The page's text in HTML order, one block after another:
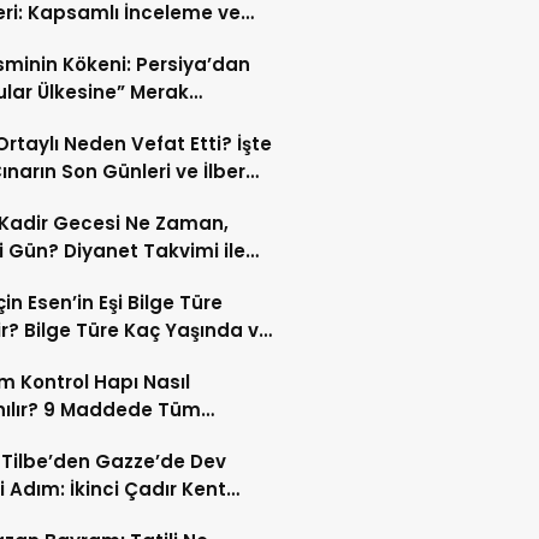
Kapsamlı İnceleme ve
Kökeni: Persiya’dan
Ülkesine” Merak
Neden Vefat Etti? İşte
Son Günleri ve İlber
Gecesi Ne Zaman,
Gün? Diyanet Takvimi ile
Esen’in Eşi Bilge Türe
Bilge Türe Kaç Yaşında ve
Kontrol Hapı Nasıl
9 Maddede Tüm
Tilbe’den Gazze’de Dev
Adım: İkinci Çadır Kent